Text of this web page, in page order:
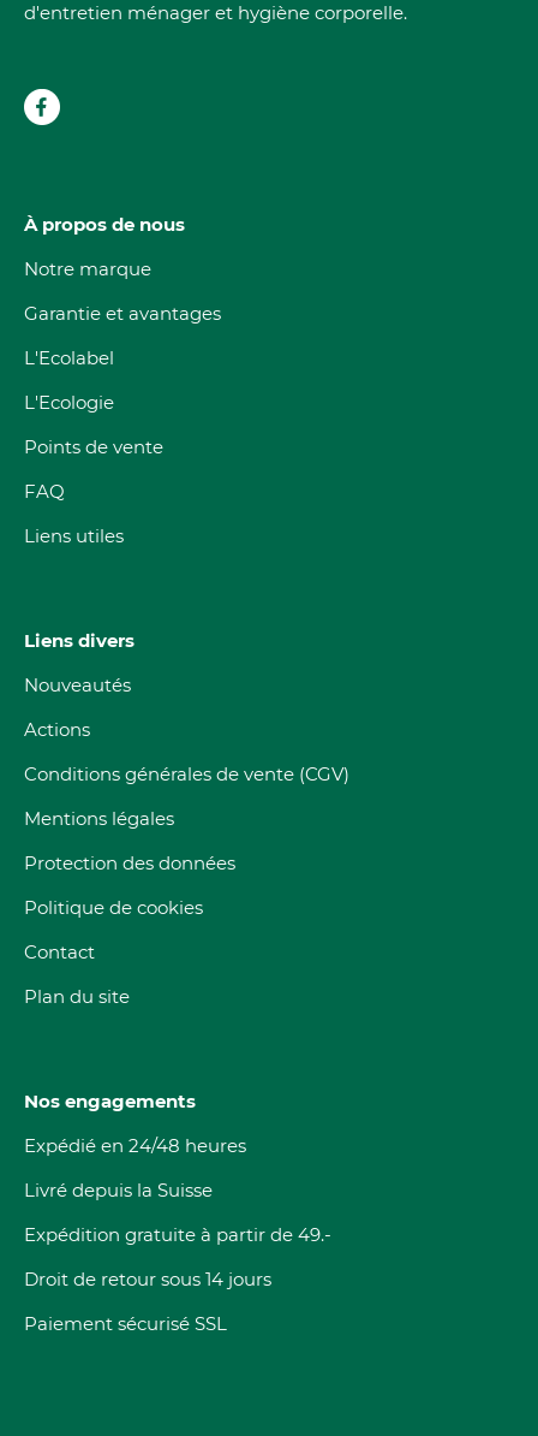
d'entretien ménager et hygiène corporelle.
À propos de nous
Notre marque
Garantie et avantages
L'Ecolabel
L'Ecologie
Points de vente
FAQ
Liens utiles
Liens divers
Nouveautés
Actions
Conditions générales de vente (CGV)
Mentions légales
Protection des données
Politique de cookies
Contact
Plan du site
Nos engagements
Expédié en 24/48 heures
Livré depuis la Suisse
Expédition gratuite à partir de 49.-
Droit de retour sous 14 jours
Paiement sécurisé SSL